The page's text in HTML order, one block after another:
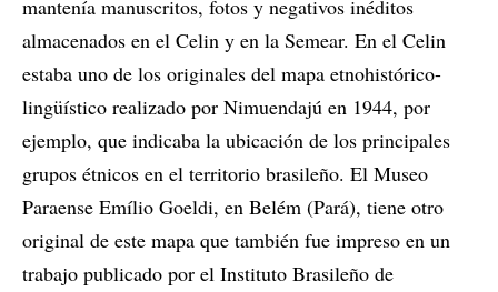
mantenía manuscritos, fotos y negativos inéditos
almacenados en el Celin y en la Semear. En el Celin
estaba uno de los originales del mapa etnohistórico-
lingüístico realizado por Nimuendajú en 1944, por
ejemplo, que indicaba la ubicación de los principales
grupos étnicos en el territorio brasileño. El Museo
Paraense Emílio Goeldi, en Belém (Pará), tiene otro
original de este mapa que también fue impreso en un
trabajo publicado por el Instituto Brasileño de